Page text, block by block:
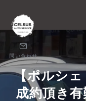
問い合わせ
【ポルシェ
成約頂き